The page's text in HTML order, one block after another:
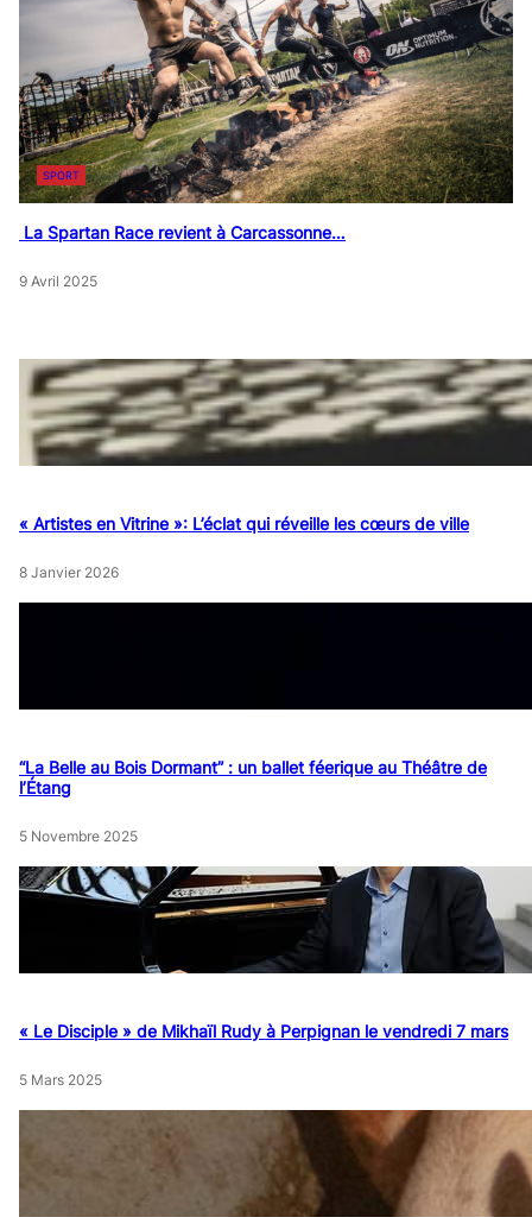
SPORT
La Spartan Race revient à Carcassonne…
9 Avril 2025
« Artistes en Vitrine »: L’éclat qui réveille les cœurs de ville
8 Janvier 2026
“La Belle au Bois Dormant” : un ballet féerique au Théâtre de
l’Étang
5 Novembre 2025
« Le Disciple » de Mikhaïl Rudy à Perpignan le vendredi 7 mars
5 Mars 2025